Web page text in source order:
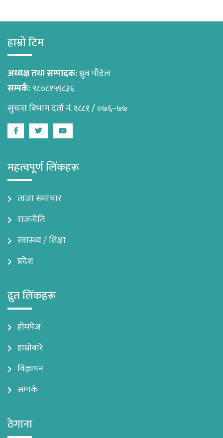
हाम्रो टिम
अध्यक्ष तथा सम्पादक:ध्रुव पौडेल
सम्पर्क:९८०८१५९८३६
सुचना बिभाग दर्ता नं. १८८१ / ०७६–७७
FacebookTwitterYoutube
महत्वपूर्ण लिंकहरू
ताजा समाचार
राजनीति
स्वास्थ्य / शिक्षा
प्रदेश
द्रुत लिंकहरू
होमपेज
हाम्रोबारे
विज्ञापन
सम्पर्क
ठेगाना